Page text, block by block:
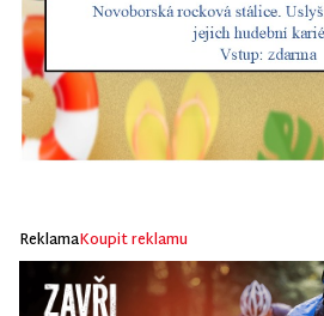
ReklamaKoupit reklamu